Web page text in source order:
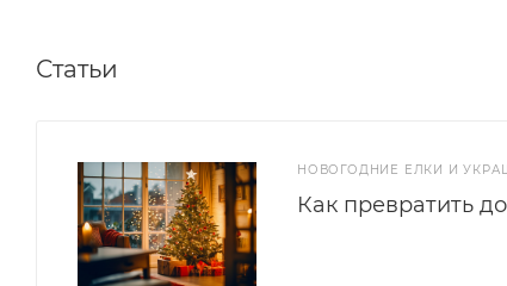
Статьи
НОВОГОДНИЕ ЕЛКИ И
Как превратить